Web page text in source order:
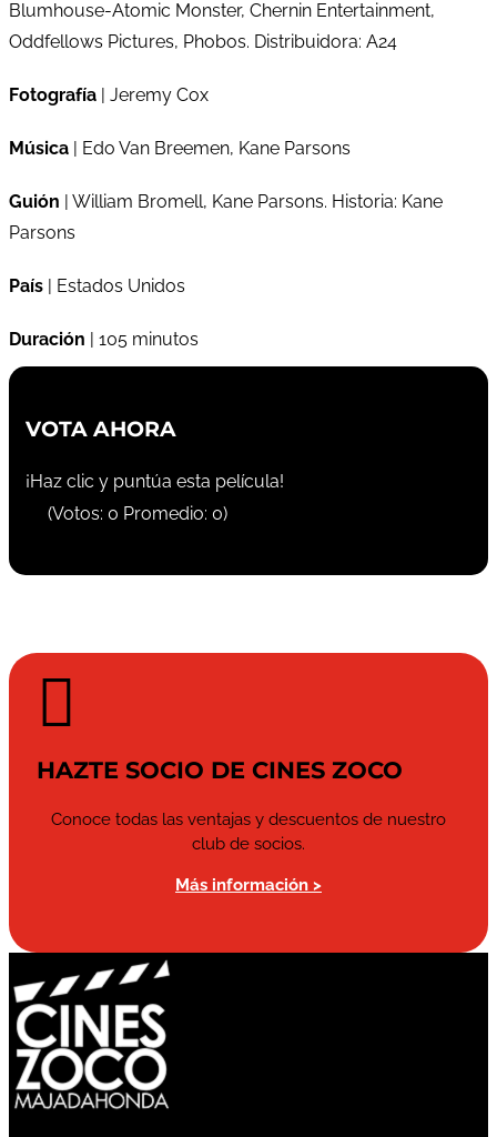
Blumhouse-Atomic Monster, Chernin Entertainment,
Oddfellows Pictures, Phobos. Distribuidora: A24
Fotografía | Jeremy Cox
Música | Edo Van Breemen, Kane Parsons
Guión | William Bromell, Kane Parsons. Historia: Kane
Parsons
País | Estados Unidos
Duración | 105 minutos
VOTA AHORA
¡Haz clic y puntúa esta película!
(Votos: 0 Promedio: 0)

HAZTE SOCIO DE CINES ZOCO
Conoce todas las ventajas y descuentos de nuestro
club de socios.
Más información >